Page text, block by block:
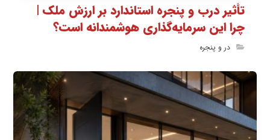
تأثیر درب و پنجره استاندارد بر ارزش ملک |
چرا این سرمایه‌گذاری هوشمندانه است؟
در و پنجره